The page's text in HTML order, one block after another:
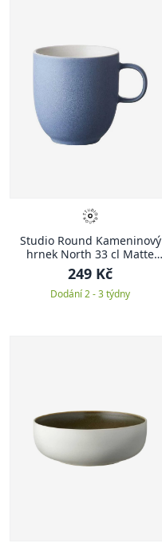
Studio Round Kameninový
hrnek North 33 cl Matte
River/White
249 Kč
Dodání 2 - 3 týdny